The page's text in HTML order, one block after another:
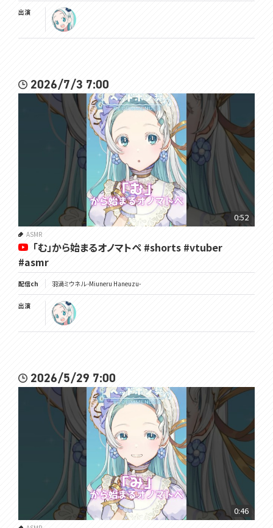
出演
2026/7/3 7:00
0:52
ASMR
「む」から始まるオノマトペ #shorts #vtuber
#asmr
配信ch 羽渦ミウネル -Miuneru Haneuzu-
出演
2026/5/29 7:00
0:46